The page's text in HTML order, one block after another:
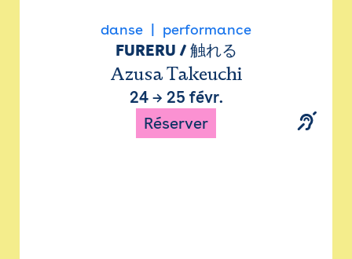
danse performance
FURERU / 触れる
Azusa Takeuchi
24→ 25 févr.
Réserver